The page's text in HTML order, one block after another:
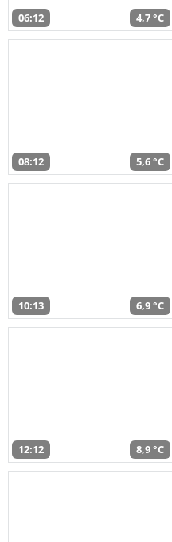
06:12 4,7 °C
08:12 5,6 °C
10:13 6,9 °C
12:12 8,9 °C